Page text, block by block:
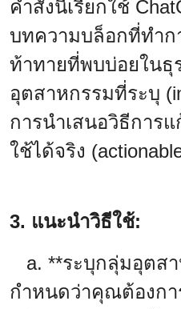
คำสั่งนี้เรียกใช้
บทความบล็อกที่ทำก
ท้าทายที่พบบ่อยในธุ
อุตสาหกรรมที่ระบุ
การนำเสนอวิธีการ
ใช้ได้จริง
3. แนะนำวิธีใช้:
a. **ระบุกลุ่มอุตสา
กำหนดว่าคุณต้องก